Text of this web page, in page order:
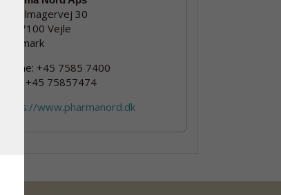
Sadelmagervej 30
DK-7100 Vejle
Denmark
Phone: +45 7585 7400
Fax : +45 75857474
https://www.pharmanord.dk